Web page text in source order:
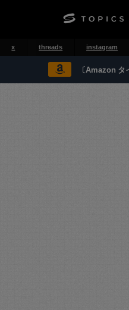
x threads instagram
〔Amazon タ